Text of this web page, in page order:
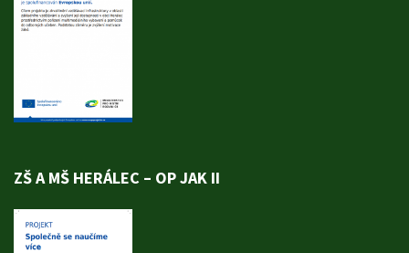
ZŠ A MŠ HERÁLEC – OP JAK II